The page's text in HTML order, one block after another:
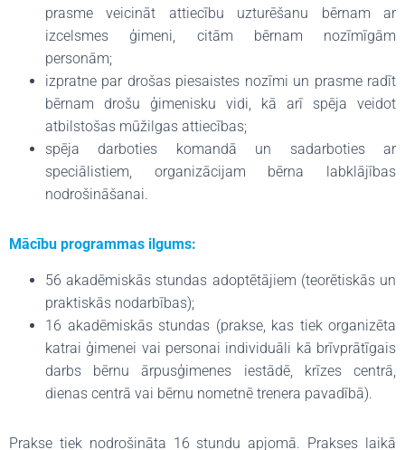
prasme veicināt attiecību uzturēšanu bērnam ar
izcelsmes ģimeni, citām bērnam nozīmīgām
personām;
izpratne par drošas piesaistes nozīmi un prasme radīt
bērnam drošu ģimenisku vidi, kā arī spēja veidot
atbilstošas mūžilgas attiecības;
spēja darboties komandā un sadarboties ar
speciālistiem, organizācijam bērna labklājības
nodrošināšanai.
Mācību programmas ilgums:
56 akadēmiskās stundas adoptētājiem (teorētiskās un
praktiskās nodarbības);
16 akadēmiskās stundas (prakse, kas tiek organizēta
katrai ģimenei vai personai individuāli kā brīvprātīgais
darbs bērnu ārpusģimenes iestādē, krīzes centrā,
dienas centrā vai bērnu nometnē trenera pavadībā).
Prakse tiek nodrošināta 16 stundu apjomā. Prakses laikā